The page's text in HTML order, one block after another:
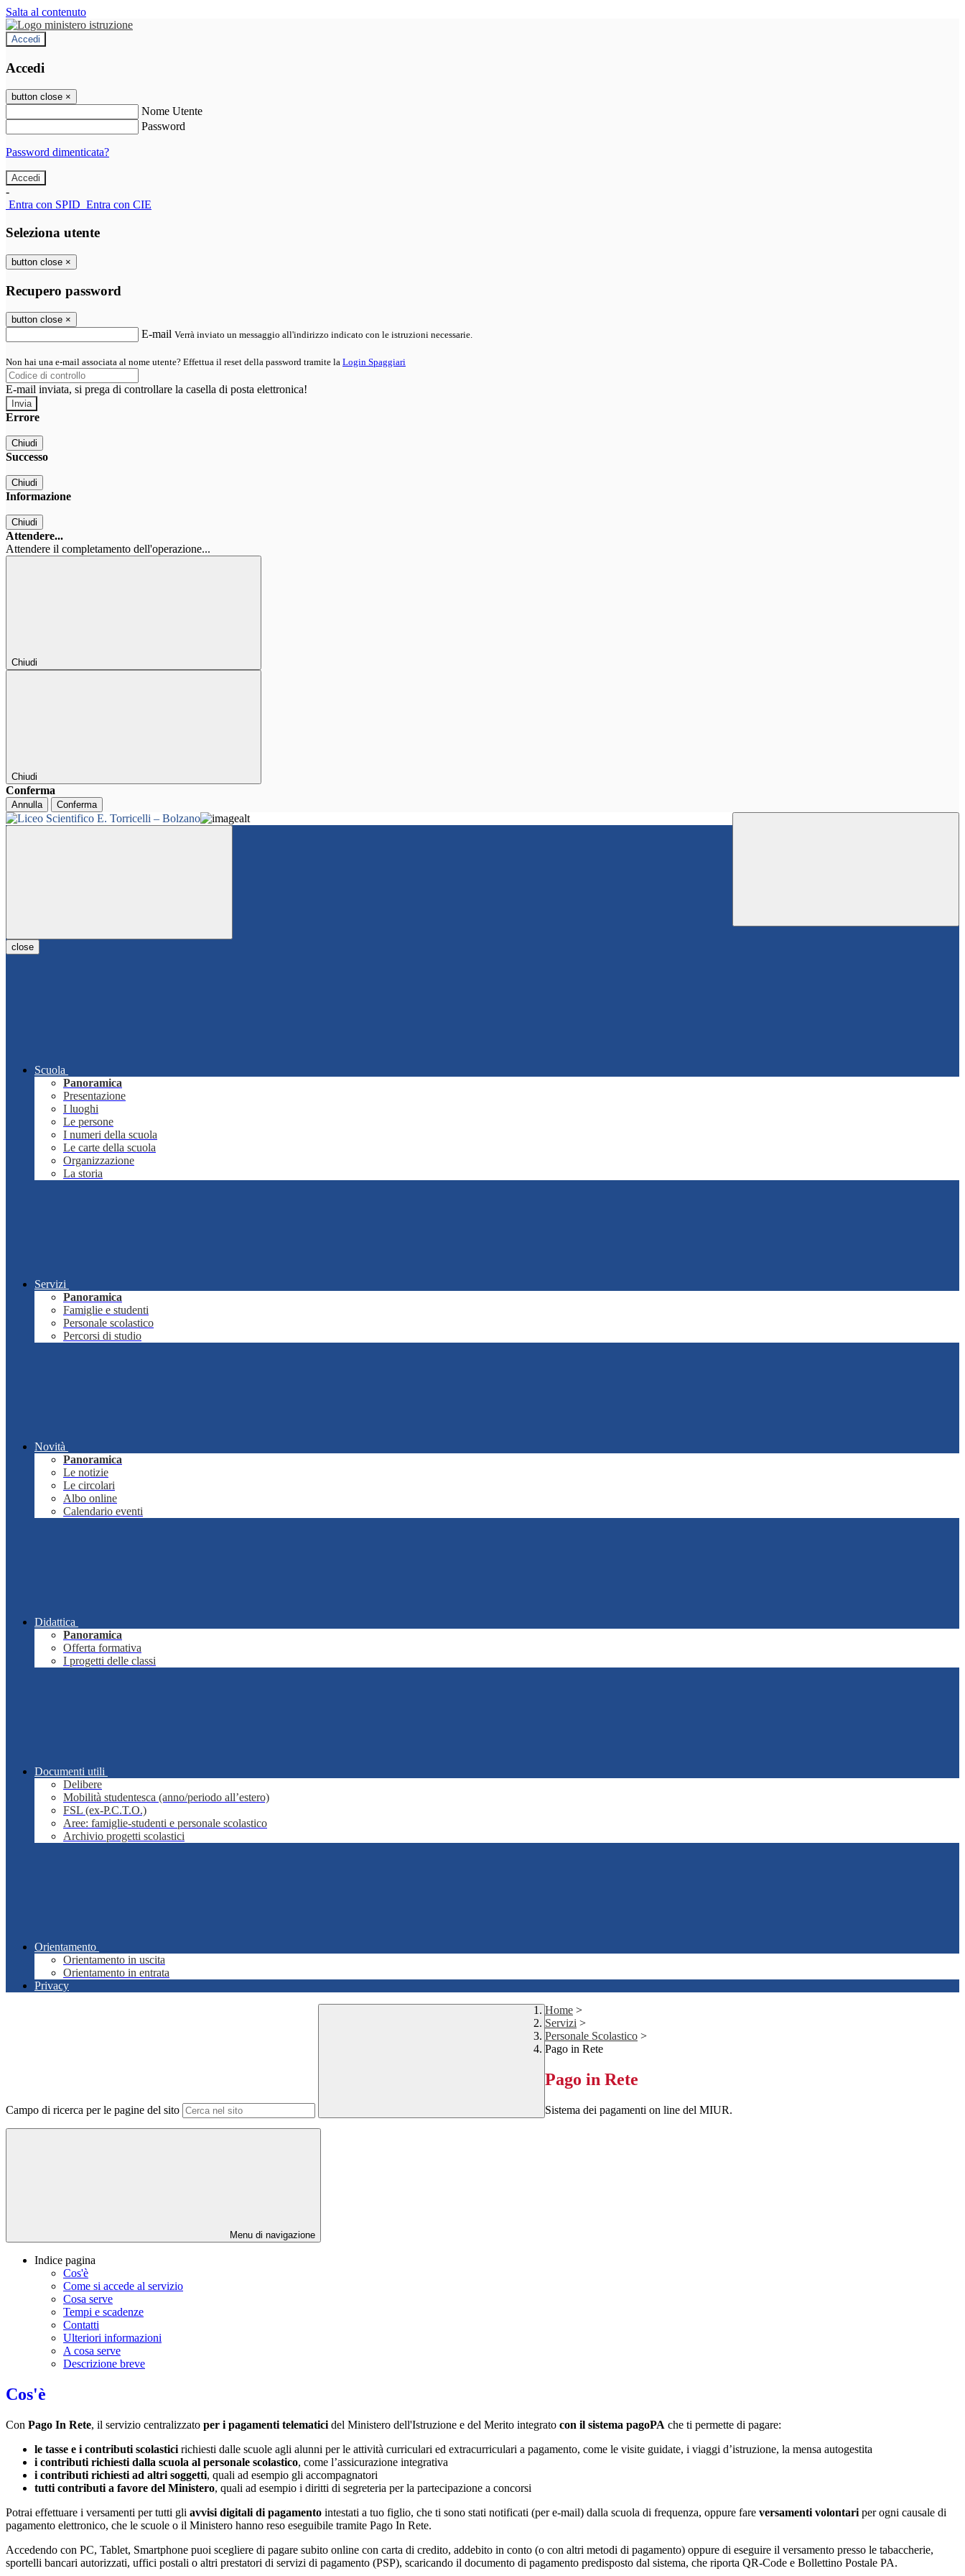
Salta al contenuto
Accedi
Accedi
button close ×
Nome Utente
Password
Password dimenticata?
-
Entra con SPID Entra con CIE
Seleziona utente
button close ×
Recupero password
button close ×
E-mail Verrà inviato un messaggio all'indirizzo indicato con le istruzioni necessarie.
Non hai una e-mail associata al nome utente? Effettua il reset della password tramite la Login Spaggiari
E-mail inviata, si prega di controllare la casella di posta elettronica!
Errore
Chiudi
Successo
Chiudi
Informazione
Chiudi
Attendere...
Attendere il completamento dell'operazione...
Chiudi
Chiudi
Conferma
Annulla Conferma
close
Scuola
Panoramica
Presentazione
I luoghi
Le persone
I numeri della scuola
Le carte della scuola
Organizzazione
La storia
Servizi
Panoramica
Famiglie e studenti
Personale scolastico
Percorsi di studio
Novità
Panoramica
Le notizie
Le circolari
Albo online
Calendario eventi
Didattica
Panoramica
Offerta formativa
I progetti delle classi
Documenti utili
Delibere
Mobilità studentesca (anno/periodo all’estero)
FSL (ex-P.C.T.O.)
Aree: famiglie-studenti e personale scolastico
Archivio progetti scolastici
Orientamento
Orientamento in uscita
Orientamento in entrata
Privacy
Campo di ricerca per le pagine del sito
Home >
Servizi >
Personale Scolastico >
Pago in Rete
Pago in Rete
Sistema dei pagamenti on line del MIUR.
Menu di navigazione
Indice pagina
Cos'è
Come si accede al servizio
Cosa serve
Tempi e scadenze
Contatti
Ulteriori informazioni
A cosa serve
Descrizione breve
Cos'è
Con Pago In Rete, il servizio centralizzato per i pagamenti telematici del Ministero dell'Istruzione e del Merito integrato con il sistema pagoPA che ti permette di pagare:
le tasse e i contributi scolastici richiesti dalle scuole agli alunni per le attività curriculari ed extracurriculari a pagamento, come le visite guidate, i viaggi d’istruzione, la mensa autogestita
i contributi richiesti dalla scuola al personale scolastico, come l’assicurazione integrativa
i contributi richiesti ad altri soggetti, quali ad esempio gli accompagnatori
tutti contributi a favore del Ministero, quali ad esempio i diritti di segreteria per la partecipazione a concorsi
Potrai effettuare i versamenti per tutti gli avvisi digitali di pagamento intestati a tuo figlio, che ti sono stati notificati (per e-mail) dalla scuola di frequenza, oppure fare versamenti volontari per ogni causale di
pagamento elettronico, che le scuole o il Ministero hanno reso eseguibile tramite Pago In Rete.
Accedendo con PC, Tablet, Smartphone puoi scegliere di pagare subito online con carta di credito, addebito in conto (o con altri metodi di pagamento) oppure di eseguire il versamento presso le tabaccherie,
sportelli bancari autorizzati, uffici postali o altri prestatori di servizi di pagamento (PSP), scaricando il documento di pagamento predisposto dal sistema, che riporta QR-Code e Bollettino Postale PA.